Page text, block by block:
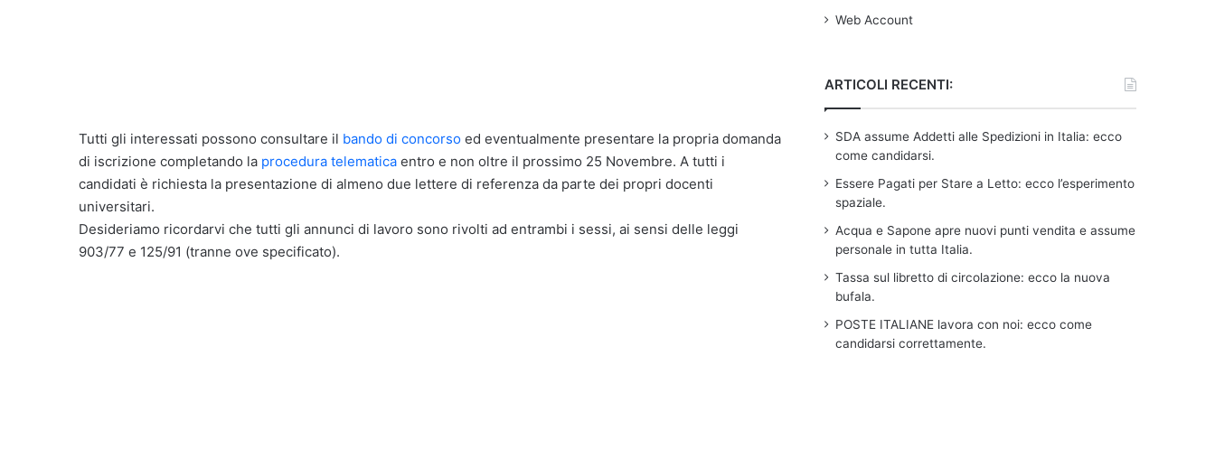
Tutti gli interessati possono consultare il bando di concorso ed eventualmente presentare la propria domanda
di iscrizione completando la procedura telematica entro e non oltre il prossimo 25 Novembre. A tutti i
candidati è richiesta la presentazione di almeno due lettere di referenza da parte dei propri docenti
universitari.
Desideriamo ricordarvi che tutti gli annunci di lavoro sono rivolti ad entrambi i sessi, ai sensi delle leggi
903/77 e 125/91 (tranne ove specificato).
Web Account
ARTICOLI RECENTI:
SDA assume Addetti alle Spedizioni in Italia: ecco
come candidarsi.
Essere Pagati per Stare a Letto: ecco l’esperimento
spaziale.
Acqua e Sapone apre nuovi punti vendita e assume
personale in tutta Italia.
Tassa sul libretto di circolazione: ecco la nuova
bufala.
POSTE ITALIANE lavora con noi: ecco come
candidarsi correttamente.